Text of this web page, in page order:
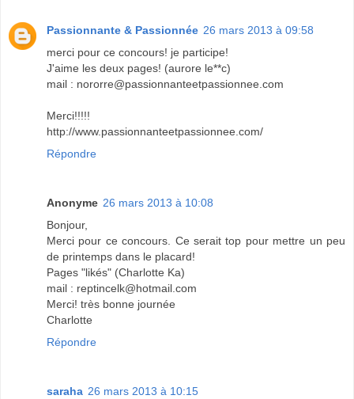
Passionnante & Passionnée 26 mars 2013 à 09:58
merci pour ce concours! je participe!
J'aime les deux pages! (aurore le**c)
mail : nororre@passionnanteetpassionnee.com
Merci!!!!!
http://www.passionnanteetpassionnee.com/
Répondre
Anonyme 26 mars 2013 à 10:08
Bonjour,
Merci pour ce concours. Ce serait top pour mettre un peu
de printemps dans le placard!
Pages "likés" (Charlotte Ka)
mail : reptincelk@hotmail.com
Merci! très bonne journée
Charlotte
Répondre
saraha 26 mars 2013 à 10:15